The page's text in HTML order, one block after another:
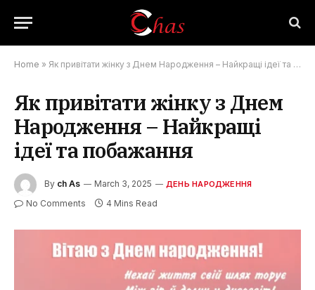
Home » Як привітати жінку з Днем Народження – Найкращі ідеї та побажання
Як привітати жінку з Днем
Народження – Найкращі
ідеї та побажання
By ch As March 3, 2025 ДЕНЬ НАРОДЖЕННЯ
No Comments 4 Mins Read